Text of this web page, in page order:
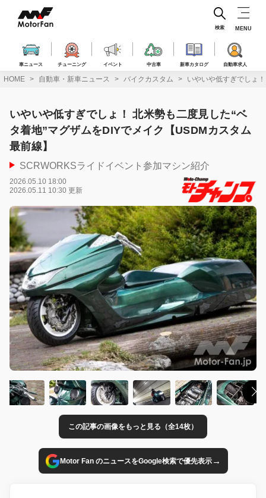
ス
車ニュース チューニング イベント 中古車 新車カタログ 自動車求人
検索 MENU
HOME 自動車・新車ニュース バイクカスタム いやいや低すぎでしょ
いやいや低すぎでしょ！ 北米勢も二度見した“ベ
タ着地”マグザムをDIYでメイク【USDMカスタム
最前線】
SCRWORKSライドイベント参加マシン紹介
2026.05.10 18:00
2026.05.11 10:30 更新
この記事の画像をもっと見る（全14枚）
Motor Fan のニュースをGoogle検索で優先表示→